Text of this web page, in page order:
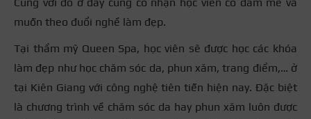
Cùng với đó ở đây cùng có nhận học viên có đam mê và
muốn theo đuổi nghề làm đẹp.
Tại thẩm mỹ Queen Spa, học viên sẽ được học các khóa
làm đẹp như học chăm sóc da, phun xăm, trang điểm,… ở
tại Kiên Giang với công nghệ tiên tiến hiện nay. Đặc biệt
là chương trình về chăm sóc da hay phun xăm luôn được